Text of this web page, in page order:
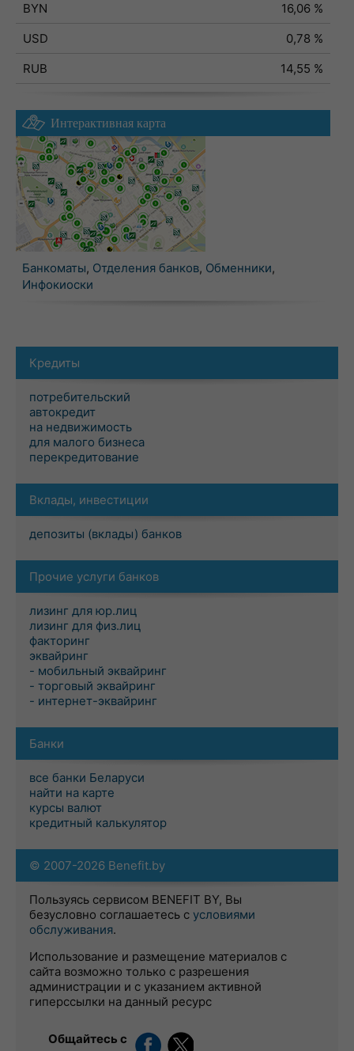
BYN
16,06 %
USD
0,78 %
RUB
14,55 %
Интерактивная карта
Банкоматы, Отделения банков, Обменники,
Инфокиоски
Кредиты
потребительский
автокредит
на недвижимость
для малого бизнеса
перекредитование
Вклады, инвестиции
депозиты (вклады) банков
Прочие услуги банков
лизинг для юр.лиц
лизинг для физ.лиц
факторинг
эквайринг
- мобильный эквайринг
- торговый эквайринг
- интернет-эквайринг
Банки
все банки Беларуси
найти на карте
курсы валют
кредитный калькулятор
© 2007-2026 Benefit.by
Пользуясь сервисом BENEFIT BY, Вы
безусловно соглашаетесь с условиями
обслуживания.
Использование и размещение материалов с
сайта возможно только с разрешения
администрации и с указанием активной
гиперссылки на данный ресурс
Общайтесь с